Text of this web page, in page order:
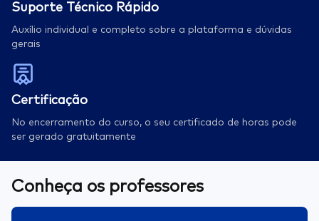
Suporte Técnico Rápido
Auxílio individual e completo sobre a plataforma e dúvidas
gerais
Certificação
No encerramento do curso, o seu certificado de horas pode
ser gerado gratuitamente
Conheça os professores